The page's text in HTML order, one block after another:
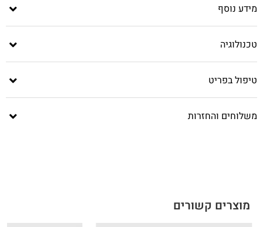
מידע נוסף
טכנולוגיה
טיפול בפריט
משלוחים והחזרות
מוצרים קשורים